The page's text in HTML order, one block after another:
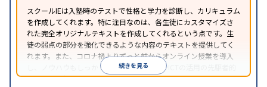
スクールIEは入塾時のテストで性格と学力を診断し、カリキュラム
を作成してくれます。特に注目なのは、各生徒にカスタマイズさ
れた完全オリジナルテキストを作成してくれるという点です。生
徒の弱点の部分を強化できるような内容のテキストを提供してく
れます。また、コロナ禍よりずっと前からオンライン授業を導入
し、ノウハウもしっかりとしています。AIやICTの活用の先駆者的
な個別指導塾です。
続きを見る